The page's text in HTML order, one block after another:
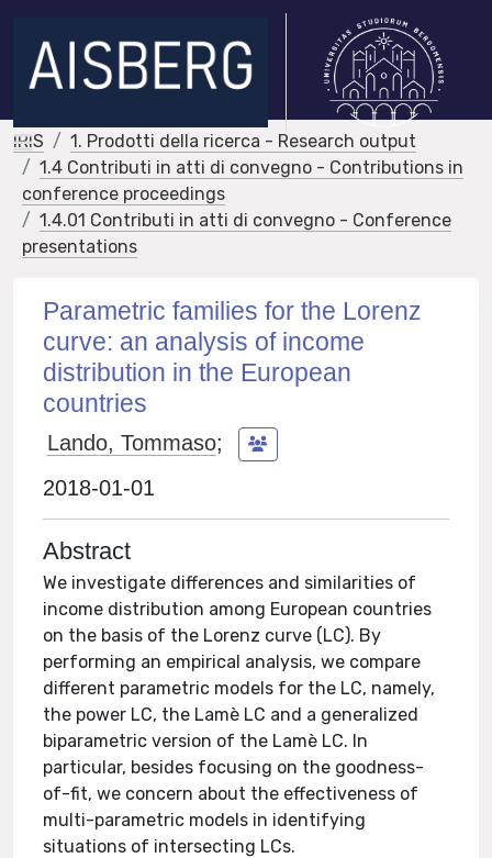
IRIS
1. Prodotti della ricerca - Research output
1.4 Contributi in atti di convegno - Contributions in
conference proceedings
1.4.01 Contributi in atti di convegno - Conference
presentations
Parametric families for the Lorenz
curve: an analysis of income
distribution in the European
countries
Lando, Tommaso;
2018-01-01
Abstract
We investigate differences and similarities of
income distribution among European countries
on the basis of the Lorenz curve (LC). By
performing an empirical analysis, we compare
different parametric models for the LC, namely,
the power LC, the Lamè LC and a generalized
biparametric version of the Lamè LC. In
particular, besides focusing on the goodness-
of-fit, we concern about the effectiveness of
multi-parametric models in identifying
situations of intersecting LCs.